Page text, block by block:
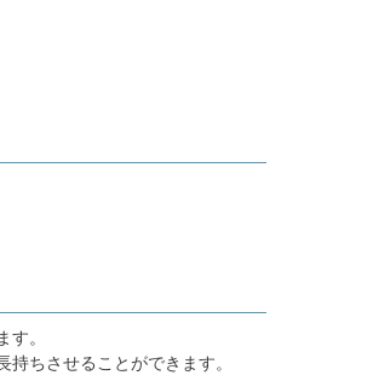
。
ちさせることができます。